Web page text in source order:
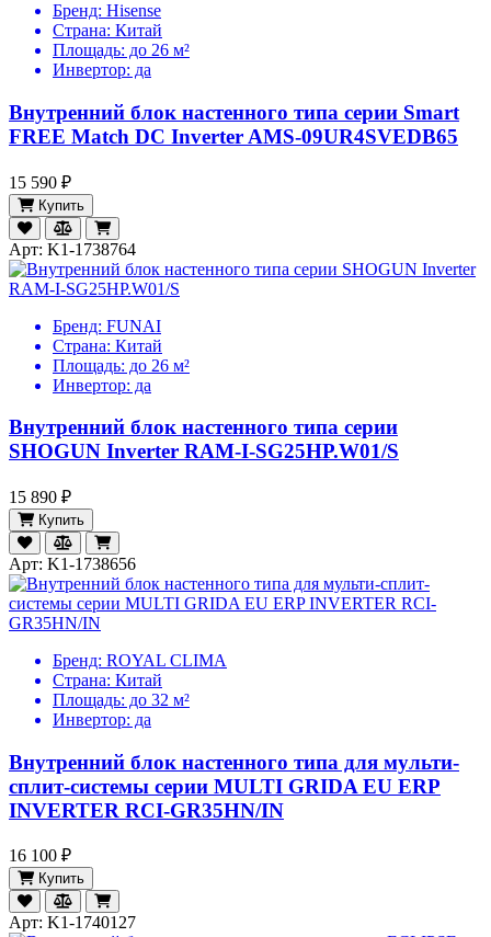
Бренд: Hisense
Страна: Китай
Площадь: до 26 м²
Инвертор: да
Внутренний блок настенного типа серии Smart
FREE Match DC Inverter AMS-09UR4SVEDB65
15 590 ₽
Купить
Арт: K1-1738764
Бренд: FUNAI
Страна: Китай
Площадь: до 26 м²
Инвертор: да
Внутренний блок настенного типа серии
SHOGUN Inverter RAM-I-SG25HP.W01/S
15 890 ₽
Купить
Арт: K1-1738656
Бренд: ROYAL CLIMA
Страна: Китай
Площадь: до 32 м²
Инвертор: да
Внутренний блок настенного типа для мульти-
сплит-системы серии MULTI GRIDA EU ERP
INVERTER RCI-GR35HN/IN
16 100 ₽
Купить
Арт: K1-1740127